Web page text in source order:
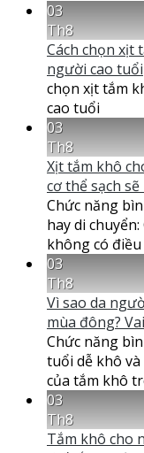
03
Th8
Cách chọn
người cao tuổi
chọn xịt tắm
cao tuổi
03
Th8
Xịt tắm khô
cơ thể sạch
Chức năng
hay di
không có
03
Th8
Vì sao da
mùa đông?
Chức năng
tuổi dễ khô
của tắm khô
03
Th8
Tắm khô cho